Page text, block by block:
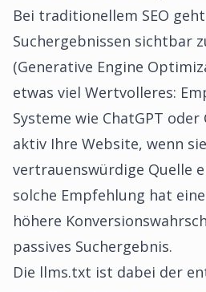
Bei traditionellem SEO
Suchergebnissen sichtbar
(Generative Engine
etwas viel Wertvolleres:
Systeme wie ChatGPT
aktiv Ihre Website, wenn
vertrauenswürdige Quelle
solche Empfehlung hat
höhere
passives Suchergebnis.
Die llms.txt ist dabei der